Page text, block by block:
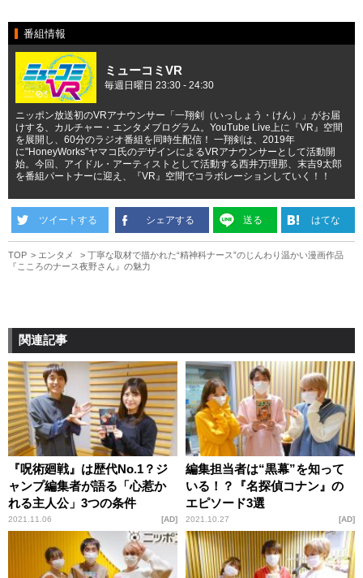
番組情報
ミューコミVR
毎週日曜日 23:30 - 24:30
ニッポン放送初のVRアナウンサー「一翔剣（いっしょう・けん）」がお届
けする、カルチャー・エンタメプログラム。YouTube Live上に『VR』空間
を展開し、60分のラジオ番組を同時生配信！ 一翔剣は、2019年
に"HoneyWorks"ヤマコ氏のデザインによるVRアナウンサーとして活動開
始。今回、アイドル・アーティストとして活動する西井万理那、末吉9太郎
を番組パートナーに迎え、『VR』空間でコラボレーションしていく！！
ツイートする シェアする 送る はてな
TOP エンタメ
丁寧な取材で描かれた“精神科ナース”のじんわり温かい漫画作品
『こころのナース夜野さん』の魅力
関連記事
『呪術廻戦』は歴代No.1？ジ
ャンプ編集者が語る「心惹か
れる主人公」3つの条件
2021.11.06 AD
編集担当者は“黒幕”を知って
いる！？『名探偵コナン』の
エピソード3選
2021.10.27 AD